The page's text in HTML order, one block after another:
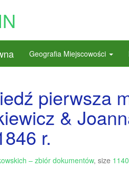
Geografia Miejscowości
pierwsza
&
r.
– zbiór dokumentów, size